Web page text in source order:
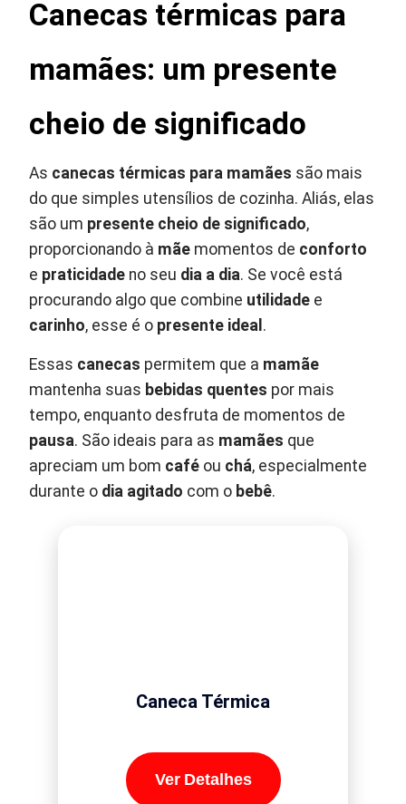
Canecas térmicas para
mamães: um presente
cheio de significado
As canecas térmicas para mamães são mais
do que simples utensílios de cozinha. Aliás, elas
são um presente cheio de significado,
proporcionando à mãe momentos de conforto
e praticidade no seu dia a dia. Se você está
procurando algo que combine utilidade e
carinho, esse é o presente ideal .
Essas canecas permitem que a mamãe
mantenha suas bebidas quentes por mais
tempo, enquanto desfruta de momentos de
pausa. São ideais para as mamães que
apreciam um bom café ou chá, especialmente
durante o dia agitado com o bebê.
Caneca Térmica
Ver Detalhes